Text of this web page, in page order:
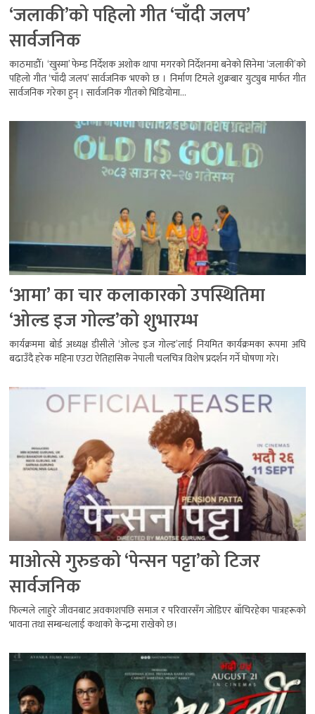
‘जलाकी’को पहिलो गीत ‘चाँदी जलप’
सार्वजनिक
काठमाडौँ। ‘खुस्मा’ फेम्ड निर्देशक अशोक थापा मगरको निर्देशनमा बनेको सिनेमा ‘जलाकी’को
पहिलो गीत ‘चाँदी जलप’ सार्वजनिक भएको छ । निर्माण टिमले शुक्रबार युट्युब मार्फत गीत
सार्वजनिक गरेका हुन् । सार्वजनिक गीतको भिडियोमा...
‘आमा’ का चार कलाकारको उपस्थितिमा
‘ओल्ड इज गोल्ड’को शुभारम्भ
कार्यक्रममा बोर्ड अध्यक्ष डीसीले ‘ओल्ड इज गोल्ड’लाई नियमित कार्यक्रमका रूपमा अघि
बढाउँदै हरेक महिना एउटा ऐतिहासिक नेपाली चलचित्र विशेष प्रदर्शन गर्ने घोषणा गरे।
माओत्से गुरुङको ‘पेन्सन पट्टा’को टिजर
सार्वजनिक
फिल्मले लाहुरे जीवनबाट अवकाशपछि समाज र परिवारसँग जोडिएर बाँचिरहेका पात्रहरूको
भावना तथा सम्बन्धलाई कथाको केन्द्रमा राखेको छ।